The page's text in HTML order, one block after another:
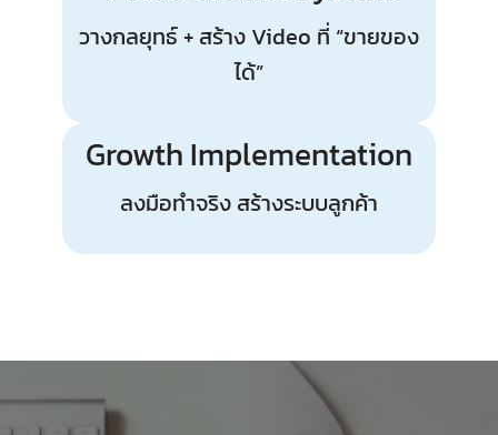
วางกลยุทธ์ + สร้าง Video ที่ “ขายของ
ได้”
Growth Implementation
ลงมือทำจริง สร้างระบบลูกค้า